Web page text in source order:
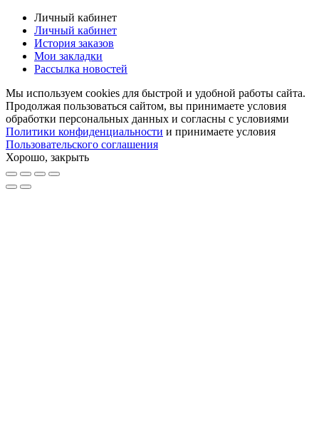
Личный кабинет
Личный кабинет
История заказов
Мои закладки
Рассылка новостей
Мы используем cookies для быстрой и удобной работы сайта.
Продолжая пользоваться сайтом, вы принимаете условия
обработки персональных данных и согласны с условиями
Политики конфиденциальности и принимаете условия
Пользовательского соглашения
Хорошо, закрыть